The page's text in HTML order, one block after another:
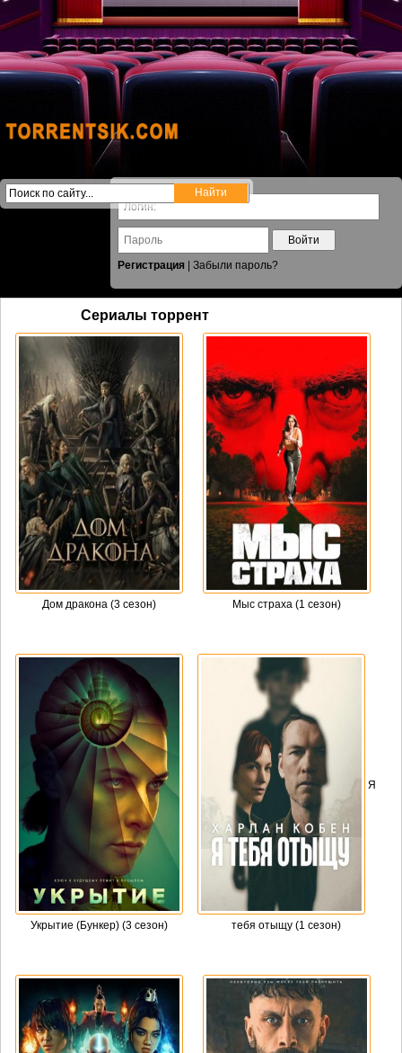
Войти
Регистрация
Забыли пароль?
Сериалы торрент
Дом дракона (3 сезон) Мыс страха (1 сезон)
Укрытие (Бункер) (3 сезон)
Я
тебя отыщу (1 сезон)